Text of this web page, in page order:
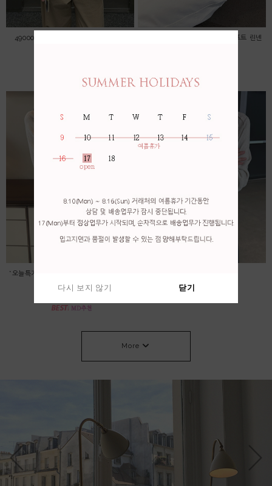
49000->45000 자수 레이스 블라우스
*오늘특가! 56000->53000 * 소프트 린넨
*오늘특가 58000->53000 베이지,차콜 당
일출고* 롤 라운드 니트
64,000원
More
다시 보지 않기 닫기
다시 보지 않기 닫기